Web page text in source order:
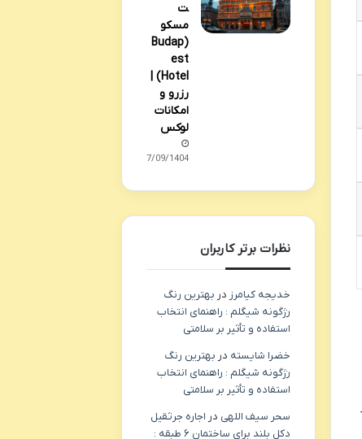
ت
مسکو
(Budap
est
Hotel) |
رزرو و
امکانات
لوکس
27/09/1404
نظرات برتر کاربران
خدیجه کیامرز در بهترین رنگ
رژگونه شیگلم : راهنمای انتخاب
استفاده و تأثیر بر سلامتی
خضرا شایسته در بهترین رنگ
رژگونه شیگلم : راهنمای انتخاب
استفاده و تأثیر بر سلامتی
سحر سیف اللهی در اجاره جرثقیل
دکل بلند برای ساختمان ۶ طبقه :